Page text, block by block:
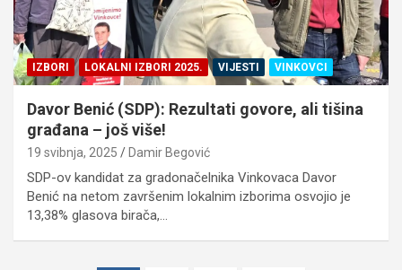
IZBORI LOKALNI IZBORI 2025. VIJESTI VINKOVCI
Davor Benić (SDP): Rezultati govore, ali tišina
građana – još više!
19 svibnja, 2025 Damir Begović
SDP-ov kandidat za gradonačelnika Vinkovaca Davor
Benić na netom završenim lokalnim izborima osvojio je
13,38% glasova birača,…